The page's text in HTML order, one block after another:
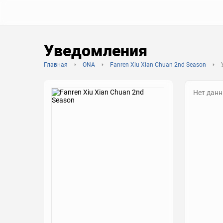
Уведомления
Главная ONA Fanren Xiu Xian Chuan 2nd Season
Нет